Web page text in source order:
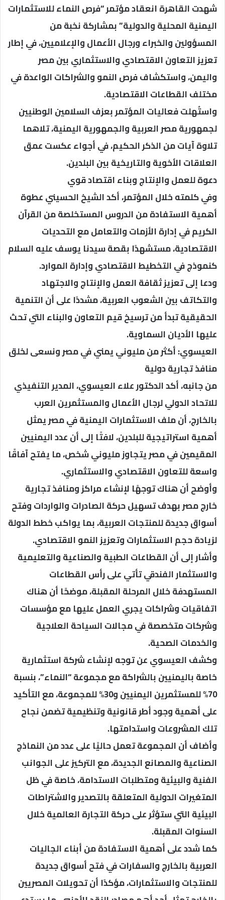
شهدت القاهرة انعقاد مؤتمر “فرص النماء للاستثمارات
اليمنية المحلية والدولية” بمشاركة نخبة من
المسؤولين والخبراء ورجال الأعمال والإعلاميين، في إطار
تعزيز التعاون الاقتصادي والاستثماري بين مصر
واليمن، واستكشاف فرص النمو والشراكات الواعدة في
مختلف القطاعات الاقتصادية.
واستُهلت فعاليات المؤتمر بعزف السلامين الوطنيين
لجمهورية مصر العربية والجمهورية اليمنية، تلاهما
تلاوة آيات من الذكر الحكيم، في أجواء عكست عمق
العلاقات الأخوية والتاريخية بين البلدين.
دعوة للعمل والإنتاج وبناء اقتصاد قوي
وفي كلمته خلال المؤتمر، أكد الشيخ الحسيني عطوة
أهمية الاستفادة من الدروس المستخلصة من القرآن
الكريم في إدارة الأزمات والتعامل مع التحديات
الاقتصادية، مستشهدًا بقصة سيدنا يوسف عليه السلام
كنموذج في التخطيط الاقتصادي وإدارة الموارد.
ودعا إلى تعزيز ثقافة العمل والإنتاج والاجتهاد
والتكاتف بين الشعوب العربية، مشددًا على أن التنمية
الحقيقية تبدأ من ترسيخ قيم التعاون والبناء التي تحث
عليها الأديان السماوية.
العيسوي: أكثر من مليوني يمني في مصر ونسعى لخلق
منافذ تجارية دولية
من جانبه، أكد الدكتور علاء العيسوي، المدير التنفيذي
للاتحاد الدولي لرجال الأعمال والمستثمرين العرب
بالخارج، أن ملف الاستثمارات اليمنية في مصر يمثل
أهمية استراتيجية للبلدين، لافتًا إلى أن عدد اليمنيين
المقيمين في مصر يتجاوز مليوني شخص، ما يفتح آفاقًا
واسعة للتعاون الاقتصادي والاستثماري.
وأوضح أن هناك توجهًا لإنشاء مراكز ومنافذ تجارية
خارج مصر بهدف تسهيل حركة الصادرات والواردات وفتح
أسواق جديدة للمنتجات العربية، بما يواكب خطط الدولة
لزيادة حجم الاستثمارات وتعزيز النمو الاقتصادي.
وأشار إلى أن القطاعات الطبية والصناعية والتعليمية
والاستثمار الفندقي تأتي على رأس القطاعات
المستهدفة خلال المرحلة المقبلة، موضحًا أن هناك
اتفاقيات وشراكات يجري العمل عليها مع مؤسسات
وشركات متخصصة في مجالات السياحة العلاجية
والخدمات الصحية.
وكشف العيسوي عن توجه لإنشاء شركة استثمارية
خاصة باليمنيين بالشراكة مع مجموعة “النماء”، بنسبة
70% للمستثمرين اليمنيين و30% للمجموعة، مع التأكيد
على أهمية وجود أطر قانونية وتنظيمية تضمن نجاح
تلك المشروعات واستدامتها.
وأضاف أن المجموعة تعمل حاليًا على عدد من النماذج
الصناعية والمصانع الجديدة، مع التركيز على الجوانب
الفنية والبيئية ومتطلبات الاستدامة، خاصة في ظل
المتغيرات الدولية المتعلقة بالتصدير والاشتراطات
البيئية التي ستؤثر على حركة التجارة العالمية خلال
السنوات المقبلة.
كما شدد على أهمية الاستفادة من أبناء الجاليات
العربية بالخارج والسفارات في فتح أسواق جديدة
للمنتجات والاستثمارات، مؤكدًا أن تحويلات المصريين